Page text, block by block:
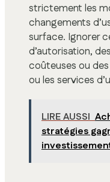
strictement les
changements
surface. Ignorer
d’autorisation,
coûteuses ou
ou les services
LIRE AUSSI
stratégies